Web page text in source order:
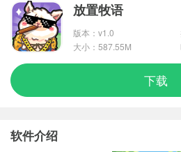
放置牧语
版本：v1.0
大小：587.55M
下载
软件介绍